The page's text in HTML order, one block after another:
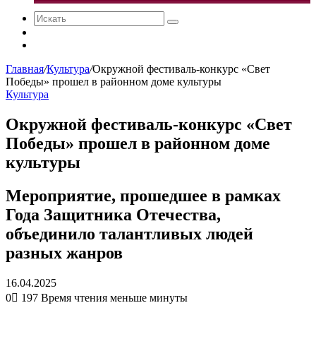
Искать
Главная/Культура/Окружной фестиваль-конкурс «Свет
Победы» прошел в районном доме культуры
Культура
Окружной фестиваль-конкурс «Свет
Победы» прошел в районном доме
культуры
Мероприятие, прошедшее в рамках
Года Защитника Отечества,
объединило талантливых людей
разных жанров
16.04.2025
0
197 Время чтения меньше минуты